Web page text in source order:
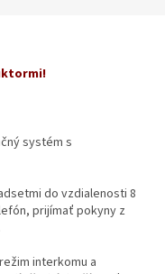
systém s
do vzdialenosti 8
prijímať pokyny z
interkomu a